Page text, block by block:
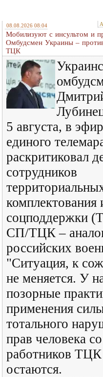
08.08.2026 08:04
Мобилизуют с инсультом и
Омбудсмен Украины –
ТЦК
5 августа, в
единого
раскритиковал
сотрудников
комплектования
соцподдержки
СП/ТЦК –
российских
"Ситуация, к
не меняется. У
позорные
применения
тотального
прав человека
работников
остаются.